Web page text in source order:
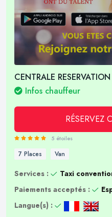
CENTRALE
Infos chauffeur
RÉSERVEZ
5 étoiles
7 Places Van
Services :
Taxi
Paiements acceptés :
Langue(s) :